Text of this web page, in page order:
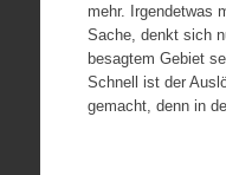
mehr. Irgendetwas
Sache, denkt sich
besagtem Gebiet
Schnell ist der
gemacht, denn in